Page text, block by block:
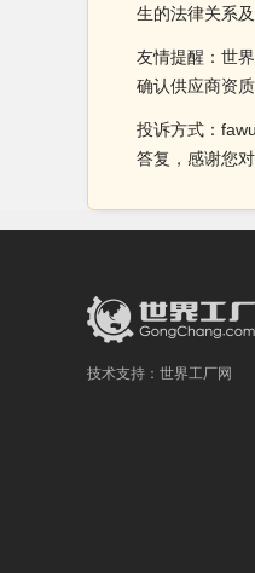
生的法律关系
友情提醒：世
确认供应商资
投诉方式：
答复，感谢您
技术支持： 世界工厂网